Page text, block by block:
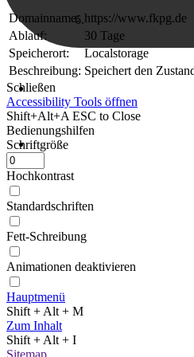
Domainname: https://www.fkpg.de
Ablauf:
30 Tage
Speicherort:
Localstorage
Beschreibung: Speichert den
Schließen
Accessibility Tools öffnen
Shift+Alt+A ESC to Close
Bedienungshilfen
Schriftgröße
Hochkontrast
Standardschriften
Fett-Schreibung
Animationen deaktivieren
Hauptmenü
Shift + Alt + M
Zum Inhalt
Shift + Alt + I
Sitemap